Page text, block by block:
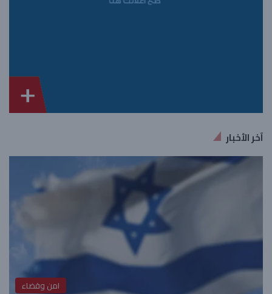
آخر الأخبار
امن وقضاء